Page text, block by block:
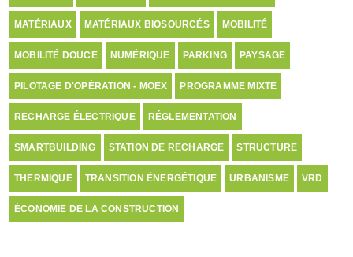
MATÉRIAUX MATÉRIAUX BIOSOURCÉS MOBILITÉ
MOBILITÉ DOUCE NUMÉRIQUE PARKING PAYSAGE
PILOTAGE D'OPÉRATION - MOEX PROGRAMME MIXTE
RECHARGE ÉLECTRIQUE RÉGLEMENTATION
SMARTBUILDING STATION DE RECHARGE STRUCTURE
THERMIQUE TRANSITION ÉNERGÉTIQUE URBANISME VRD
ÉCONOMIE DE LA CONSTRUCTION